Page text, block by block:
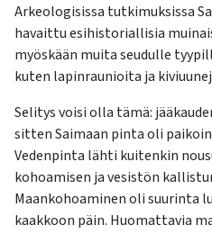
Arkeologisissa tutkimuksissa
havaittu esihistoriallisia
myöskään muita seudulle
kuten lapinraunioita ja
Selitys voisi olla tämä:
sitten Saimaan pinta oli
Vedenpinta lähti kuitenkin
kohoamisen ja vesistön
Maankohoaminen oli suurinta
kaakkoon päin. Huomattavia